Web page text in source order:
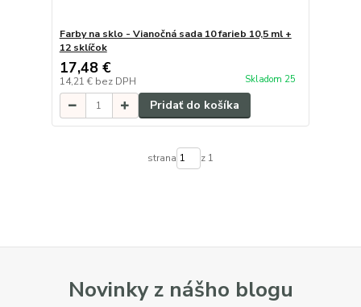
Farby na sklo - Vianočná sada 10 farieb 10,5 ml +
12 sklíčok
17,48 €
14,21 € bez DPH Skladom 25
Pridať do košíka
strana z 1
Novinky z nášho blogu